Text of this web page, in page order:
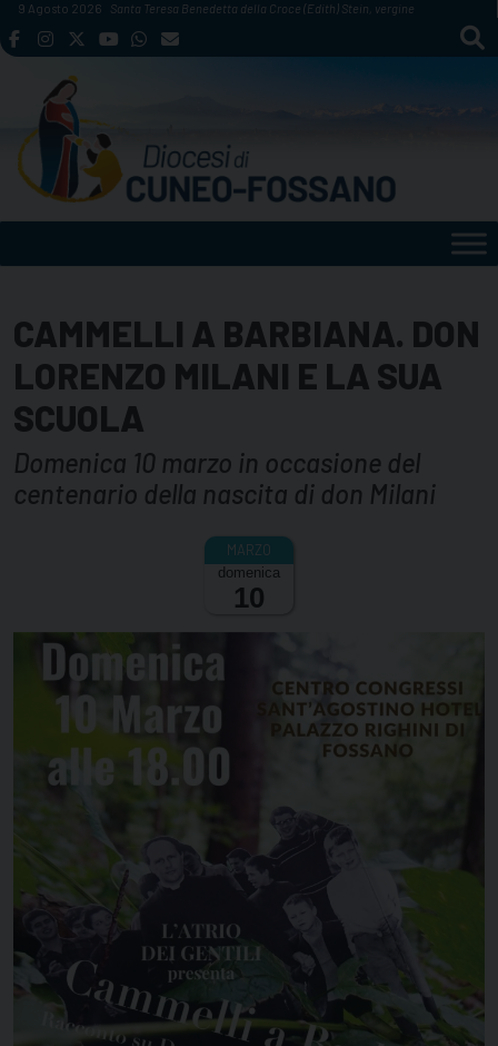
Skip
to
9 Agosto 2026 Santa Teresa Benedetta della Croce (Edith) Stein, vergine
CAMMELLI A BARBIANA. DON
LORENZO MILANI E LA SUA
SCUOLA
Domenica 10 marzo in occasione del
centenario della nascita di don Milani
domenica
10